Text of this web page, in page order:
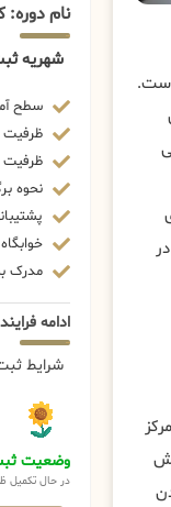
است.
نام دوره:
شهریه
سطح
ظرفیت
ظرفیت
نحوه
مدرک
ادامه
شرایط
وضعیت
در حال تکمیل